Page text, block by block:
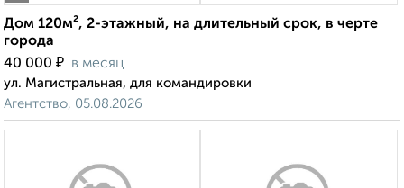
Дом 120м², 2-этажный, на длительный срок, в черте
города
40 000 ₽ в месяц
ул. Магистральная, для командировки
Агентство, 05.08.2026